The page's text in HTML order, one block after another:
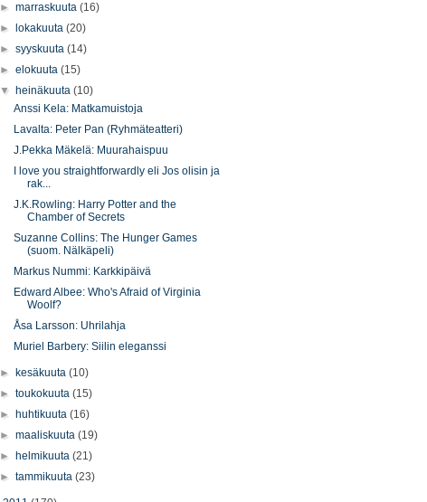
►marraskuuta(16)
►
lokakuuta(20)
►syyskuuta(14)
►elokuuta(15)
▼ heinäkuuta(10)
Anssi Kela: Matkamuistoja
Lavalta: Peter Pan (Ryhmäteatteri)
J.Pekka Mäkelä: Muurahaispuu
I love you straightforwardly eli Jos olisin ja
rak...
J.K.Rowling: Harry Potter and the
Chamber of Secrets
Suzanne Collins: The Hunger Games
(suom. Nälkäpeli)
Markus Nummi: Karkkipäivä
Edward Albee: Who's Afraid of Virginia
Woolf?
Åsa Larsson: Uhrilahja
Muriel Barbery: Siilin eleganssi
► kesäkuuta(10)
►toukokuuta(15)
► huhtikuuta(16)
►maaliskuuta(19)
► helmikuuta(21)
►tammikuuta(23)